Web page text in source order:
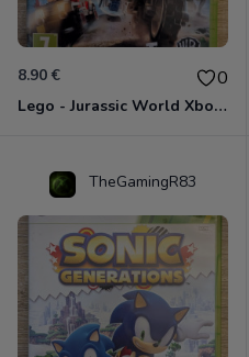
8.90 € 0
Lego - Jurassic World Xbox 360
TheGamingR83